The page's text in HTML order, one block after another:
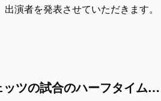
演者を発表させていただきます。
4月24日、25日千葉ジェッツの試合のハーフタイムショーにて「鎌ケ谷巧業 Presents AIR TRICK SHOW」を再演。